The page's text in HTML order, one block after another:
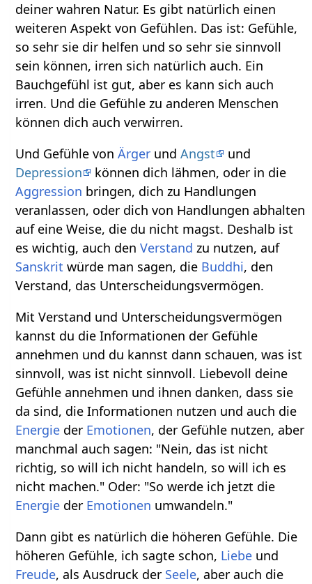
deiner wahren Natur. Es gibt natürlich einen
weiteren Aspekt von Gefühlen. Das ist: Gefühle,
so sehr sie dir helfen und so sehr sie sinnvoll
sein können, irren sich natürlich auch. Ein
Bauchgefühl ist gut, aber es kann sich auch
irren. Und die Gefühle zu anderen Menschen
können dich auch verwirren.
Und Gefühle vonÄrger undAngst
und
Depression
können dich lähmen, oder in die
Aggression bringen, dich zu Handlungen
veranlassen, oder dich von Handlungen abhalten
auf eine Weise, die du nicht magst. Deshalb ist
es wichtig, auch denVerstand zu nutzen, auf
Sanskrit würde man sagen, die Buddhi, den
Verstand, das Unterscheidungsvermögen.
Mit Verstand und Unterscheidungsvermögen
kannst du die Informationen der Gefühle
annehmen und du kannst dann schauen, was ist
sinnvoll, was ist nicht sinnvoll. Liebevoll deine
Gefühle annehmen und ihnen danken, dass sie
da sind, die Informationen nutzen und auch die
Energie der Emotionen, der Gefühle nutzen, aber
manchmal auch sagen: "Nein, das ist nicht
richtig, so will ich nicht handeln, so will ich es
nicht machen." Oder: "So werde ich jetzt die
Energie der Emotionen umwandeln."
Dann gibt es natürlich die höheren Gefühle. Die
höheren Gefühle, ich sagte schon, Liebe und
Freude, als Ausdruck der Seele, aber auch die